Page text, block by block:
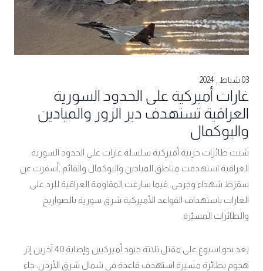
03 شباط , 2024
غارات أميركية على الحدود السورية
العراقية تستهدف دير الزور والميادين
والبوكمال
شنت طائرات حربية أميركية سلسلة غارات على الحدود السورية
العراقية استهدفت مناطق الميادين والبوكمال والقائم ,أسفرت عن
سقزط شهداء وجرحى. فيما سارعت المقاومة العراقية للرد على
الغارات باستهداف القواعد الأميركية شرق سورية بالصواريخ
والطائرات المسيّرة.
بعد نحو اسبوع على مقتل ثلاثة جنود أميركيين وإصابة 40 آخرين إثر
هجوم بطائرة مسيرة استهدف قاعدة في شمال شرق الأردن، جاء